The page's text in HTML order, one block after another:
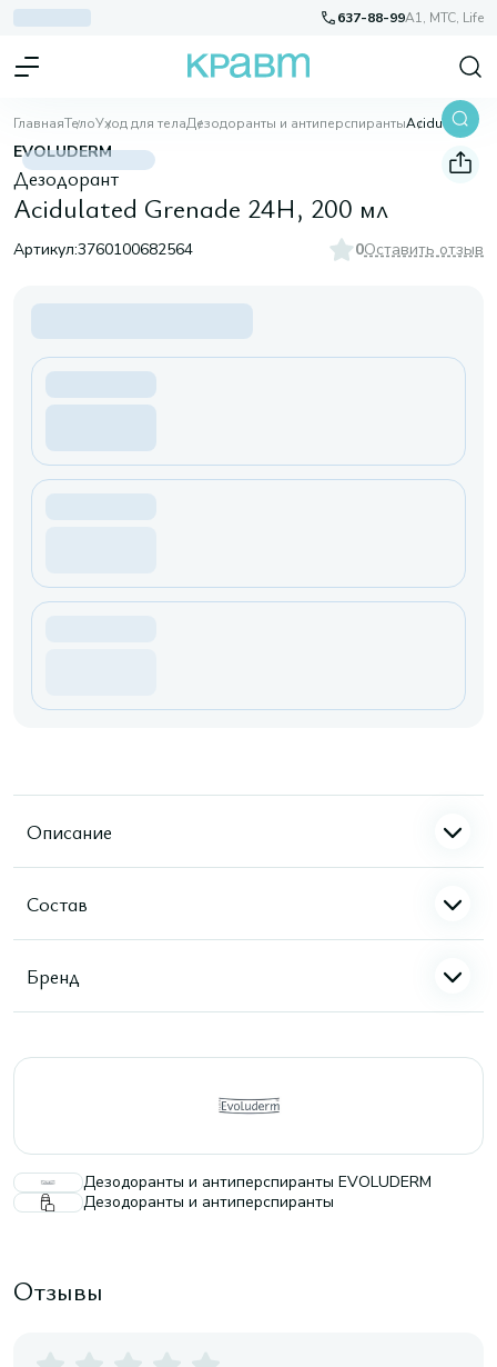
637-88-99A1, МТС, Life
ГлавнаяТелоУход для телаДезодоранты и антиперспиранты Acidulated Grenade 24H, 200 мл
EVOLUDERM
Дезодорант
Acidulated Grenade 24H, 200 мл
Артикул:3760100682564 0Оставить отзыв
Описание
Состав
Бренд
Дезодоранты и антиперспиранты EVOLUDERM
Дезодоранты и антиперспиранты
Отзывы